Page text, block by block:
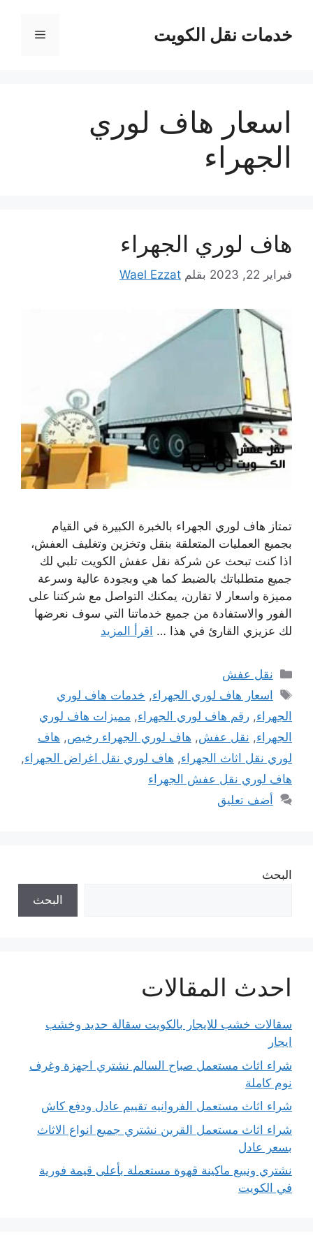
المحتوىخدمات نقل الكويت القائمة
اسعار هاف لوري
الجهراء
هاف لوري الجهراء
فبراير 22, 2023 بقلم Wael Ezzat
تمتاز هاف لوري الجهراء بالخبرة الكبيرة في القيام
بجميع العمليات المتعلقة بنقل وتخزين وتغليف العفش،
اذا كنت تبحث عن شركة نقل عفش الكويت تلبي لك
جميع متطلباتك بالضبط كما هي وبجودة عالية وسرعة
مميزة واسعار لا تقارن، يمكنك التواصل مع شركتنا على
الفور والاستفادة من جميع خدماتنا التي سوف نعرضها
لك عزيزي القارئ في هذا … اقرأ المزيد
التصنيفات
نقل عفش
الوسوم
اسعار هاف لوري الجهراء, خدمات هاف لوري
الجهراء, رقم هاف لوري الجهراء, مميزات هاف لوري
الجهراء, نقل عفش, هاف لوري الجهراء رخيص, هاف
لوري نقل اثاث الجهراء, هاف لوري نقل اغراض الجهراء,
هاف لوري نقل عفش الجهراء
أضف تعليق
البحث
البحث
احدث المقالات
سقالات خشب للايجار بالكويت سقالة حديد وخشب
ايجار
شراء اثاث مستعمل صباح السالم نشتري اجهزة وغرف
نوم كاملة
شراء اثاث مستعمل الفروانيه تقييم عادل ودفع كاش
شراء اثاث مستعمل القرين نشتري جميع انواع الاثاث
بسعر عادل
نشتري ونبيع ماكينة قهوة مستعملة بأعلى قيمة فورية
في الكويت